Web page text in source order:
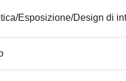
Esposizione/Design di